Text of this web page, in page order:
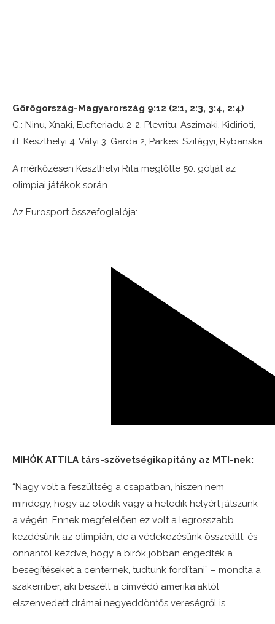
Görögország-Magyarország 9:12 (2:1, 2:3, 3:4, 2:4)
G.: Ninu, Xnaki, Elefteriadu 2-2, Plevritu, Aszimaki, Kidirioti,
ill. Keszthelyi 4, Vályi 3, Garda 2, Parkes, Szilágyi, Rybanska
A mérkőzésen Keszthelyi Rita meglőtte 50. gólját az
olimpiai játékok során.
Az Eurosport összefoglalója:
MIHÓK ATTILA társ-szövetségikapitány az MTI-nek:
“Nagy volt a feszültség a csapatban, hiszen nem
mindegy, hogy az ötödik vagy a hetedik helyért játszunk
a végén. Ennek megfelelően ez volt a legrosszabb
kezdésünk az olimpián, de a védekezésünk összeállt, és
onnantól kezdve, hogy a bírók jobban engedték a
besegítéseket a centernek, tudtunk fordítani” – mondta a
szakember, aki beszélt a címvédő amerikaiaktól
elszenvedett drámai negyeddöntős vereségről is.